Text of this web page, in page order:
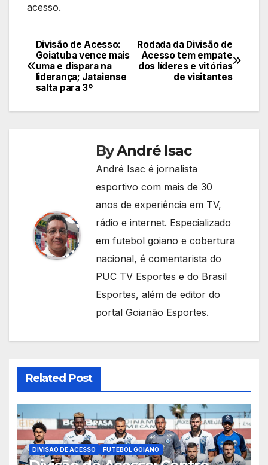
acesso.
Navegação
de
Post
Rodada da Divisão de
Acesso tem empate
dos líderes e vitórias
de visitantes
Divisão de Acesso:
Goiatuba vence mais
uma e dispara na
liderança; Jataiense
salta para 3º
ByAndré Isac
André Isac é jornalista
esportivo com mais de 30
anos de experiência em TV,
rádio e internet. Especializado
em futebol goiano e cobertura
nacional, é comentarista do
PUC TV Esportes e do Brasil
Esportes, além de editor do
portal Goianão Esportes.
Related Post
DIVISÃO DE ACESSO FUTEBOL GOIANO